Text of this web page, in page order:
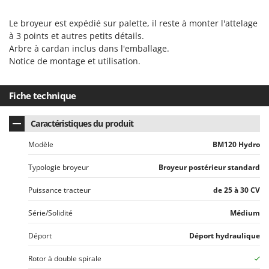
Stocker
Sunseeker
TecnoGen
Tellarini Pompe
Telwin
Tenco
Tineco
Titania
Tornado
Tre Spade
Trev - Abrek - TecnoVIR
Trotec
Le broyeur est expédié sur palette, il reste à monter l'attelage
à 3 points et autres petits détails.
Arbre à cardan inclus dans l'emballage.
Notice de montage et utilisation.
Fiche technique
Caractéristiques du produit
Modèle BM120 Hydro
Typologie broyeur Broyeur postérieur standard
Puissance tracteur de 25 à 30 CV
Série/Solidité Médium
Déport Déport hydraulique
Rotor à double spirale